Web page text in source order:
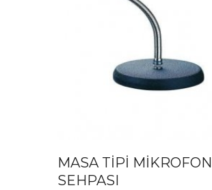
MASA TİPİ MİKROFON
SEHPASI